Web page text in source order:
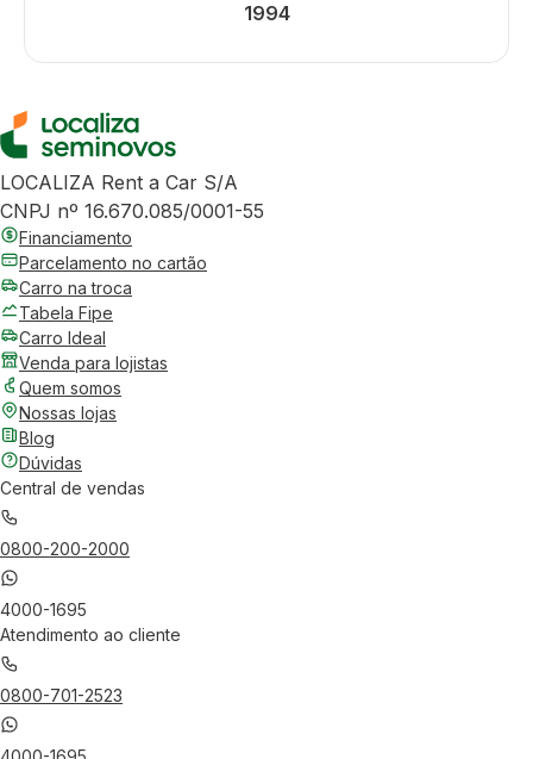
1994
LOCALIZA Rent a Car S/A
CNPJ nº 16.670.085/0001-55
Financiamento
Parcelamento no cartão
Carro na troca
Tabela Fipe
Carro Ideal
Venda para lojistas
Quem somos
Nossas lojas
Blog
Dúvidas
Central de vendas
0800-200-2000
4000-1695
Atendimento ao cliente
0800-701-2523